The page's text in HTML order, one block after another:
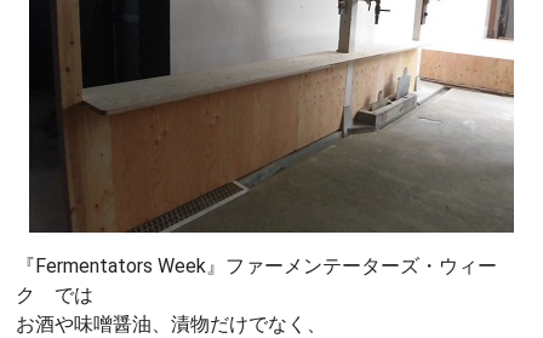
『Fermentators Week』ファーメンテーターズ・ウィー
ク では
お酒や味噌醤油、漬物だけでなく、